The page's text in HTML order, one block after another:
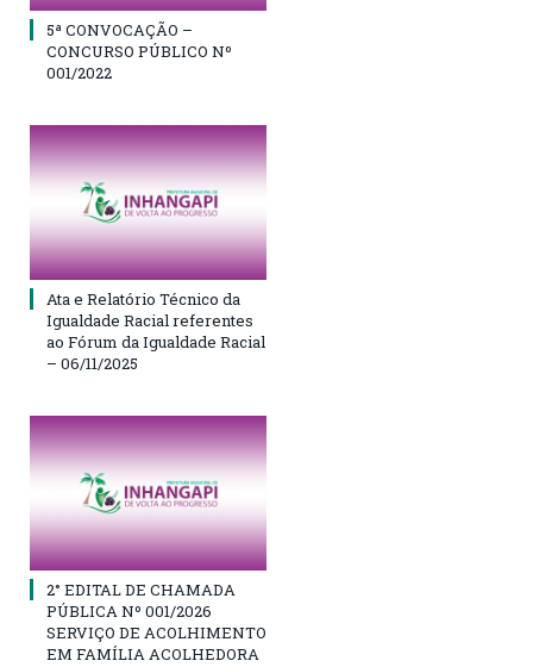
5ª CONVOCAÇÃO –
CONCURSO PÚBLICO Nº
001/2022
Ata e Relatório Técnico da
Igualdade Racial referentes
ao Fórum da Igualdade Racial
– 06/11/2025
2° EDITAL DE CHAMADA
PÚBLICA Nº 001/2026
SERVIÇO DE ACOLHIMENTO
EM FAMÍLIA ACOLHEDORA